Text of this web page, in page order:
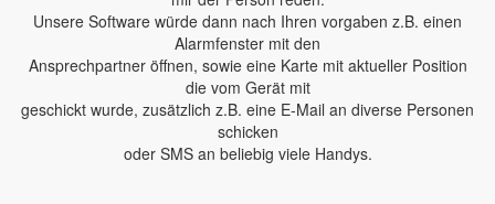
Unsere Software würde dann nach Ihren vorgaben z.B. einen
Alarmfenster mit den
Ansprechpartner öffnen, sowie eine Karte mit aktueller Position
die vom Gerät mit
geschickt wurde, zusätzlich z.B. eine E-Mail an diverse Personen
schicken
oder SMS an beliebig viele Handys.